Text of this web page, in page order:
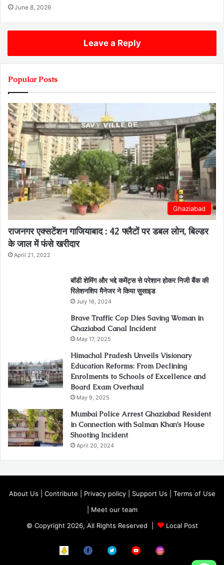
June 8, 2026
Leave a Reply
Popular Posts
Ghaziabad
राजनगर एक्सटेंशन गाजियाबाद : 42 फ्लैटों पर डबल लोन, बिल्डर
के जाल में फंसे खरीदार
April 21, 2022
बॉडी शेमिंग और भद्दे कमेंट्स से परेशान होकर निजी बैंक की
रिलेशनशिप मैनेजर ने किया सुसाइड
July 16, 2024
Brave Traffic Cop Dies Saving Woman in
Ghaziabad Canal Incident
May 17, 2025
Himachal Pradesh Unveils Visionary
Education Reforms: From Declining
Enrolments to Schools of Excellence and
Board Exam Overhaul
May 9, 2025
Mumbai Police Arrest Ghaziabad Resident
in Connection with Salman Khan’s House
Shooting Incident
April 20, 2024
About Us Contribute Privacy policy| Support Us
Terms of Use
Meet our team
© Copyright 2026, All Rights Reserved |
Local Post
Koo FB Twitter Youtube